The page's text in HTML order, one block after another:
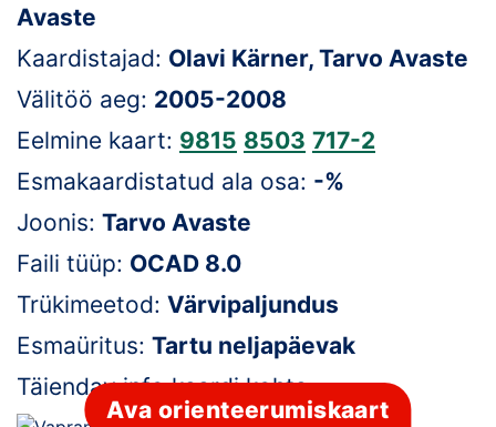
Kalender
Koondised
Tulemused
Dokumendid
Suletud maastikud
Püsirajad
Avaste
Kaardistajad: Olavi Kärner, Tarvo Avaste
Välitöö aeg: 2005-2008
Eelmine kaart: 9815 8503 717-2
Esmakaardistatud ala osa: -%
Joonis: Tarvo Avaste
Faili tüüp: OCAD 8.0
Trükimeetod: Värvipaljundus
Esmaüritus: Tartu neljapäevak
Täiendav info kaardi kohta:-
Ava orienteerumiskaart